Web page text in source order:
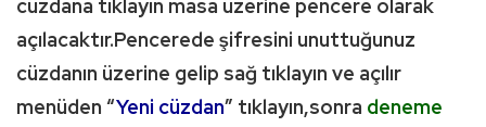
cüzdana tıklayın masa üzerine pencere olarak
açılacaktır.Pencerede şifresini unuttuğunuz
cüzdanın üzerine gelip sağ tıklayın ve açılır
menüden “Yeni cüzdan” tıklayın,sonra deneme